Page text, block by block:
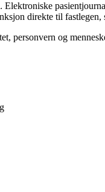
direkte til
personvern og